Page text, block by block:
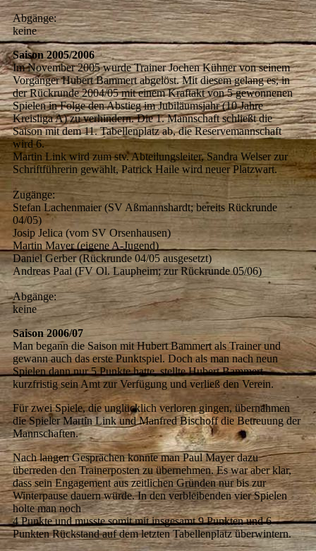
Abgänge:
keine
Saison 2005/2006
Im November 2005 wurde Trainer Jochen Kühner von seinem
Vorgänger Hubert Bammert abgelöst. Mit diesem gelang es, in
der Rückrunde 2004/05 mit einem Kraftakt von 5 gewonnenen
Spielen in Folge den Abstieg im Jubiläumsjahr (10 Jahre
Kreisliga A) zu verhindern. Die 1. Mannschaft schließt die
Saison mit dem 11. Tabellenplatz ab, die Reservemannschaft
wird 6.
Martin Link wird zum stv. Abteilungsleiter, Sandra Welser zur
Schriftführerin gewählt, Patrick Haile wird neuer Platzwart.
Zugänge:
Stefan Lachenmaier (SV Aßmannshardt; bereits Rückrunde
04/05)
Josip Jelica (vom SV Orsenhausen)
Martin Mayer (eigene A-Jugend)
Daniel Gerber (Rückrunde 04/05 ausgesetzt)
Andreas Paal (FV Ol. Laupheim; zur Rückrunde 05/06)
Abgänge:
keine
Saison 2006/07
Man begann die Saison mit Hubert Bammert als Trainer und
gewann auch das erste Punktspiel. Doch als man nach neun
Spielen dann nur 5 Punkte hatte, stellte Hubert Bammert
kurzfristig sein Amt zur Verfügung und verließ den Verein.
Für zwei Spiele, die unglücklich verloren gingen, übernahmen
die Spieler Martin Link und Manfred Bischoff die Betreuung der
Mannschaften.
Nach langen Gesprächen konnte man Paul Mayer dazu
überreden den Trainerposten zu übernehmen. Es war aber klar,
dass sein Engagement aus zeitlichen Gründen nur bis zur
Winterpause dauern würde. In den verbleibenden vier Spielen
holte man noch
4 Punkte und musste somit mit insgesamt 9 Punkten und 6
Punkten Rückstand auf dem letzten Tabellenplatz überwintern.